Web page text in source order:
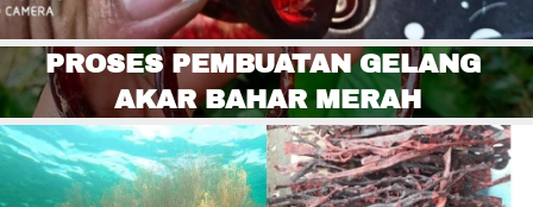
PROSES PEMBUATAN GELANG
AKAR BAHAR MERAH